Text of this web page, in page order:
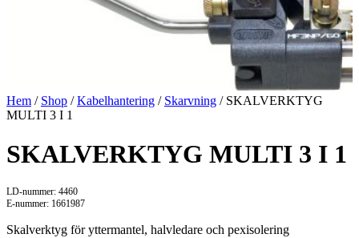
Hem / Shop /Kabelhantering / Skarvning / SKALVERKTYG
MULTI 3 I 1
SKALVERKTYG MULTI 3 I 1
LD-nummer: 4460
E-nummer: 1661987
Skalverktyg för yttermantel, halvledare och pexisolering